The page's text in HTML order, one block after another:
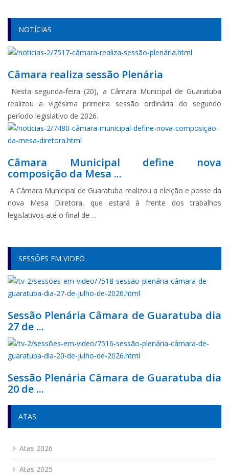
NOTÍCIAS
Câmara realiza sessão Plenária
Nesta segunda-feira (20), a Câmara Municipal de Guaratuba
realizou a vigésima primeira sessão ordinária do segundo
período legislativo de 2026.
Câmara Municipal define nova
composição da Mesa ...
A Câmara Municipal de Guaratuba realizou a eleição e posse da
nova Mesa Diretora, que estará à frente dos trabalhos
legislativos até o final de ...
SESSÕES EM VIDEO
Sessão Plenária Câmara de Guaratuba dia
27 de ...
Sessão Plenária Câmara de Guaratuba dia
20 de ...
ATAS
Atas 2026
Atas 2025